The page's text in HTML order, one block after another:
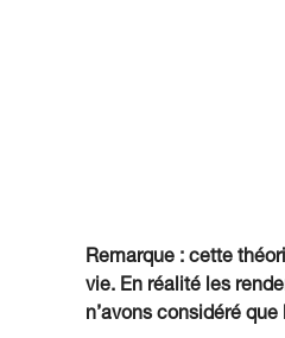
Remarque : cette
vie. En réalité les
n’avons considéré